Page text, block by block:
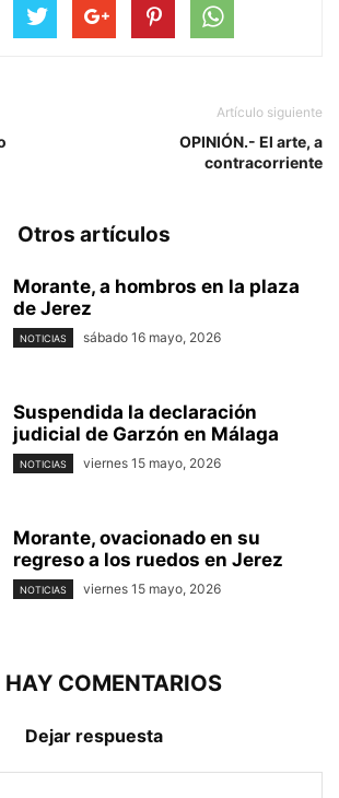
Artículo siguiente
OPINIÓN.- El arte, a
contracorriente
Otros artículos
Morante, a hombros en la plaza
de Jerez
NOTICIAS sábado 16 mayo, 2026
Suspendida la declaración
judicial de Garzón en Málaga
NOTICIAS viernes 15 mayo, 2026
Morante, ovacionado en su
regreso a los ruedos en Jerez
NOTICIAS viernes 15 mayo, 2026
HAY COMENTARIOS
Dejar respuesta